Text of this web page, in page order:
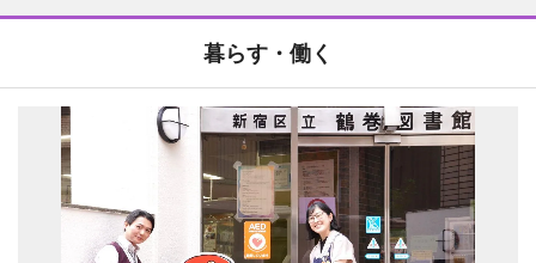
暮らす・働く